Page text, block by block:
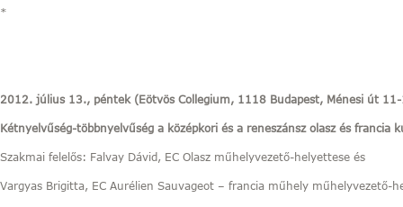
*
2012. július 13., péntek (Eötvös Collegium, 1118 Budapest, Ménesi út
Kétnyelvűség-többnyelvűség a középkori és a reneszánsz olasz és francia
Szakmai felelős: Falvay Dávid, EC Olasz műhelyvezető-helyettese és
Vargyas Brigitta, EC Aurélien Sauvageot – francia műhely műhelyvezető-